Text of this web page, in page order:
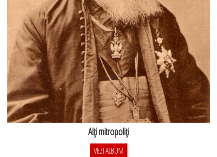
Alţi mitropoliţi
VEZI ALBUM